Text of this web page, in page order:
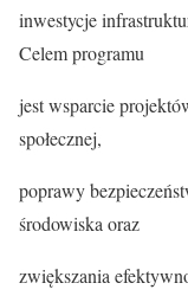
inwestycje
Celem programu
jest wsparcie
społecznej,
poprawy
środowiska oraz
zwiększania